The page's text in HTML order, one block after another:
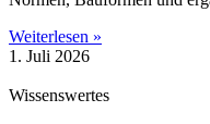
Weiterlesen »
1. Juli 2026
Wissenswertes